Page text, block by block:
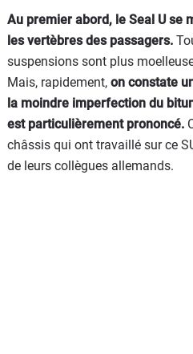
Au premier abord, le Seal U se
les vertèbres des passagers.
suspensions sont plus
Mais, rapidement, on constate
la moindre imperfection du
est particulièrement prononcé.
châssis qui ont travaillé sur ce
de leurs collègues allemands.